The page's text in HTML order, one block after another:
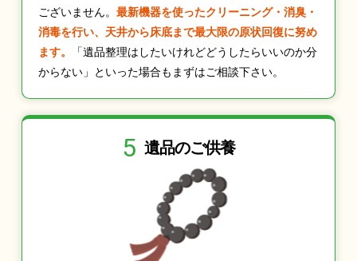
ございません。 最新機器を使ったクリーニング・消臭・
消毒を行い、天井から床底まで最大限の原状回復に努め
ます。
「遺品整理はしたいけれどどうしたらいいのか分
からない」といった場合もまずはご相談下さい。
5 遺品のご供養